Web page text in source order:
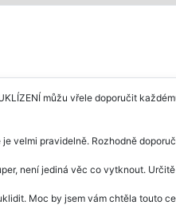
můžu vřele doporučit
velmi pravidelně. Rozhodně
není jediná věc co vytknout.
Moc by jsem vám chtěla touto